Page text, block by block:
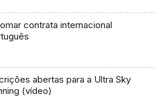
contrata internacional
abertas para a Ultra Sky
(vídeo)